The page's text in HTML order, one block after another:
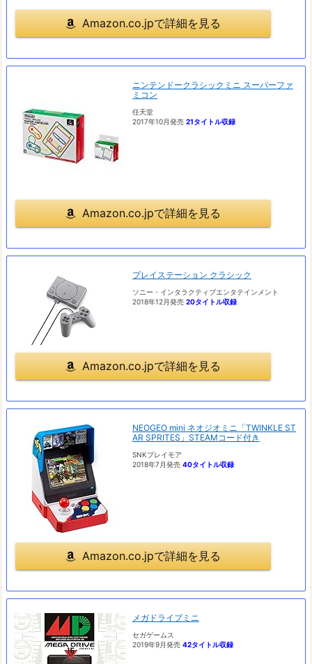
Amazon.co.jpで詳細を見る
ニンテンドークラシックミニ スーパーファ
ミコン
任天堂
2017年10月発売 21タイトル収録
Amazon.co.jpで詳細を見る
プレイステーション クラシック
ソニー・インタラクティブエンタテインメント
2018年12月発売 20タイトル収録
Amazon.co.jpで詳細を見る
NEOGEO mini ネオジオミニ「TWINKLE ST
AR SPRITES」STEAMコード付き
SNKプレイモア
2018年7月発売 40タイトル収録
Amazon.co.jpで詳細を見る
メガドライブミニ
セガゲームス
2019年9月発売 42タイトル収録